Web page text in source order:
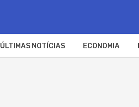
ÚLTIMAS NOTÍCIAS ECONOMIA